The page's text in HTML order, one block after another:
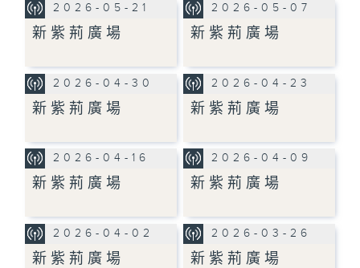
2026-05-21
新紫荊廣場
2026-05-07
新紫荊廣場
2026-04-30
新紫荊廣場
2026-04-23
新紫荊廣場
2026-04-16
新紫荊廣場
2026-04-09
新紫荊廣場
2026-04-02
新紫荊廣場
2026-03-26
新紫荊廣場